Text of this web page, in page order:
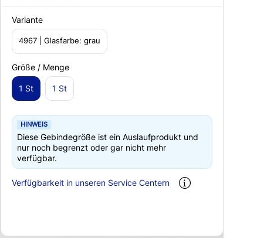
Variante
4967 | Glasfarbe: grau
Größe / Menge
1 St 1 St
HINWEIS
Diese Gebindegröße ist ein Auslaufprodukt und
nur noch begrenzt oder gar nicht mehr
verfügbar.
Verfügbarkeit in unseren Service Centern